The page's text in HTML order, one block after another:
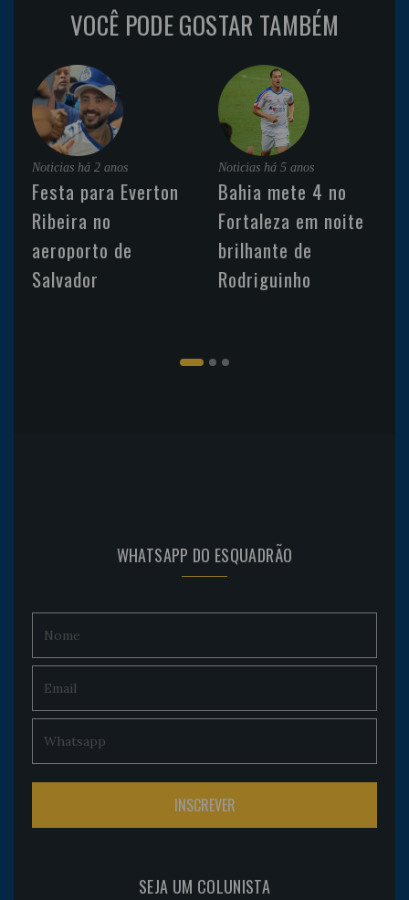
VOCÊ PODE GOSTAR TAMBÉM
Noticias há 2 anos
Festa para Everton
Ribeira no
aeroporto de
Salvador
Noticias há 5 anos
Bahia mete 4 no
Fortaleza em noite
brilhante de
Rodriguinho
WHATSAPP DO ESQUADRÃO
SEJA UM COLUNISTA